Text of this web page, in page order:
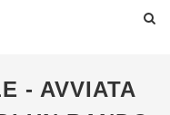
- AVVIATA